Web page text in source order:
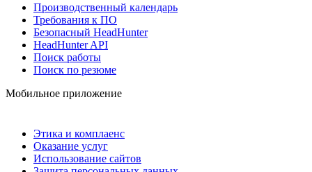
Производственный календарь
Требования к ПО
Безопасный HeadHunter
HeadHunter API
Поиск работы
Поиск по резюме
Мобильное приложение
Этика и комплаенс
Оказание услуг
Использование сайтов